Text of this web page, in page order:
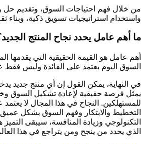
من خلال فهم احتياجات السوق، وتقديم
واستخدام استراتيجيات تسويق ذكية، وبناء
ما أهم عامل يحدد نجاح المنتج
أهم عامل هو القيمة الحقيقية التي يقدمها
السوق اليوم يعتمد على الفائدة وليس فقط
في النهاية، يمكن القول إن أي منتج جديد
يمثل فرصة حقيقية لإعادة تشكيل السوق
للمستهلكين. النجاح في هذا المجال لا
التخطيط والابتكار وفهم السوق بشكل
التكنولوجي وزيادة المنافسة، سيبقى
الذي يحدد من ينجح ومن يتراجع في هذا